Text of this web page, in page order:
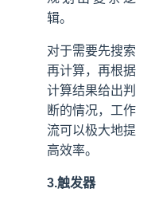
辑。
对于需要先搜索
再计算，再根据
计算结果给出判
断的情况，工作
流可以极大地提
高效率。
3.触发器